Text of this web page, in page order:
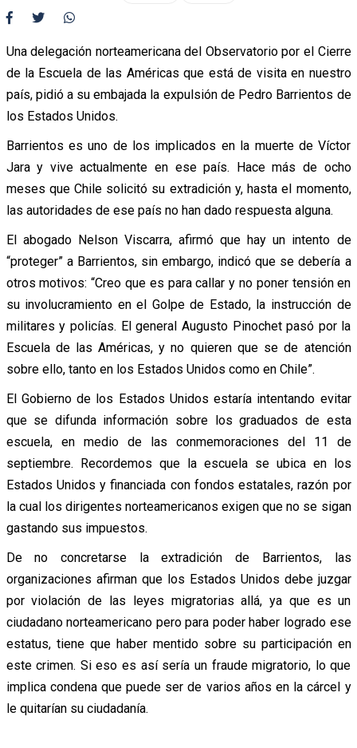
Una delegación norteamericana del Observatorio por el Cierre
de la Escuela de las Américas que está de visita en nuestro
país, pidió a su embajada la expulsión de Pedro Barrientos de
los Estados Unidos.
Barrientos es uno de los implicados en la muerte de Víctor
Jara y vive actualmente en ese país. Hace más de ocho
meses que Chile solicitó su extradición y, hasta el momento,
las autoridades de ese país no han dado respuesta alguna.
El abogado Nelson Viscarra, afirmó que hay un intento de
“proteger” a Barrientos, sin embargo, indicó que se debería a
otros motivos: “Creo que es para callar y no poner tensión en
su involucramiento en el Golpe de Estado, la instrucción de
militares y policías. El general Augusto Pinochet pasó por la
Escuela de las Américas, y no quieren que se de atención
sobre ello, tanto en los Estados Unidos como en Chile”.
El Gobierno de los Estados Unidos estaría intentando evitar
que se difunda información sobre los graduados de esta
escuela, en medio de las conmemoraciones del 11 de
septiembre. Recordemos que la escuela se ubica en los
Estados Unidos y financiada con fondos estatales, razón por
la cual los dirigentes norteamericanos exigen que no se sigan
gastando sus impuestos.
De no concretarse la extradición de Barrientos, las
organizaciones afirman que los Estados Unidos debe juzgar
por violación de las leyes migratorias allá, ya que es un
ciudadano norteamericano pero para poder haber logrado ese
estatus, tiene que haber mentido sobre su participación en
este crimen. Si eso es así sería un fraude migratorio, lo que
implica condena que puede ser de varios años en la cárcel y
le quitarían su ciudadanía.